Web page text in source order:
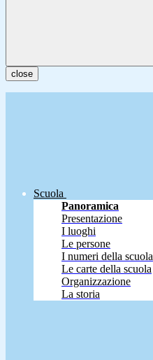
close
Scuola
Panoramica
Presentazione
I luoghi
Le persone
I numeri della scuola
Le carte della scuola
Organizzazione
La storia